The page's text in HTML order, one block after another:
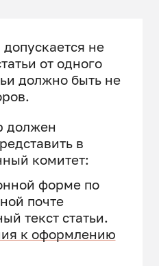
не
от одного
должно быть не
должен
в
комитет:
форме по
почте
текст статьи.
к оформлению